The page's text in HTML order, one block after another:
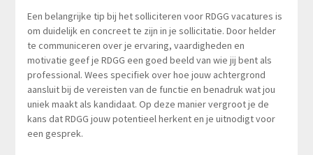
Een belangrijke tip bij het solliciteren voor RDGG vacatures is
om duidelijk en concreet te zijn in je sollicitatie. Door helder
te communiceren over je ervaring, vaardigheden en
motivatie geef je RDGG een goed beeld van wie jij bent als
professional. Wees specifiek over hoe jouw achtergrond
aansluit bij de vereisten van de functie en benadruk wat jou
uniek maakt als kandidaat. Op deze manier vergroot je de
kans dat RDGG jouw potentieel herkent en je uitnodigt voor
een gesprek.